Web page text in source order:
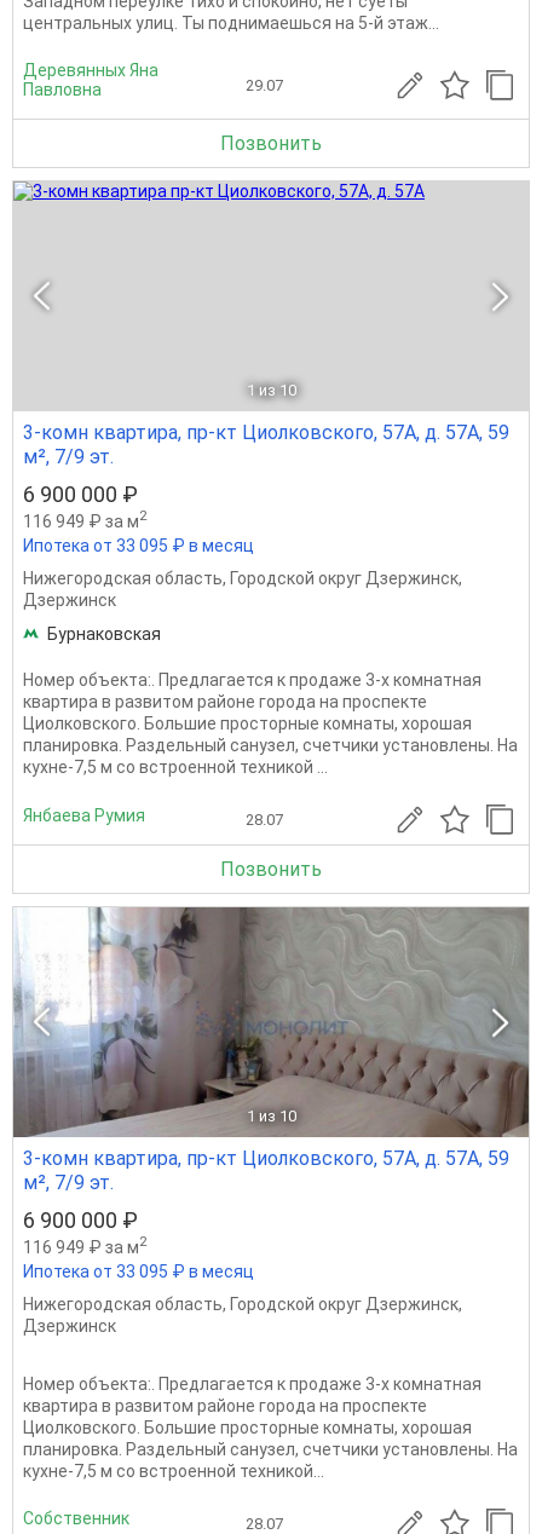
центральных улиц. Ты поднимаешься на 5-й этаж...
Деревянных Яна
Павловна
29.07
Позвонить
1 из 10
3-комн квартира, пр-кт Циолковского, 57А, д. 57А, 59
м², 7/9 эт.
6 900 000 ₽
116 949 ₽ за м2
Ипотека от 33 095 ₽ в месяц
Нижегородская область, Городской округ Дзержинск,
Дзержинск
Бурнаковская
Номер объекта:. Предлагается к продаже 3-х комнатная
квартира в развитом районе города на проспекте
Циолковского. Большие просторные комнаты, хорошая
планировка. Раздельный санузел, счетчики установлены. На
кухне-7,5 м со встроенной техникой ...
Янбаева Румия 28.07
Позвонить
1 из 10
3-комн квартира, пр-кт Циолковского, 57А, д. 57А, 59
м², 7/9 эт.
6 900 000 ₽
116 949 ₽ за м2
Ипотека от 33 095 ₽ в месяц
Нижегородская область, Городской округ Дзержинск,
Дзержинск
Номер объекта:. Предлагается к продаже 3-х комнатная
квартира в развитом районе города на проспекте
Циолковского. Большие просторные комнаты, хорошая
планировка. Раздельный санузел, счетчики установлены. На
кухне-7,5 м со встроенной техникой...
Собственник 28.07